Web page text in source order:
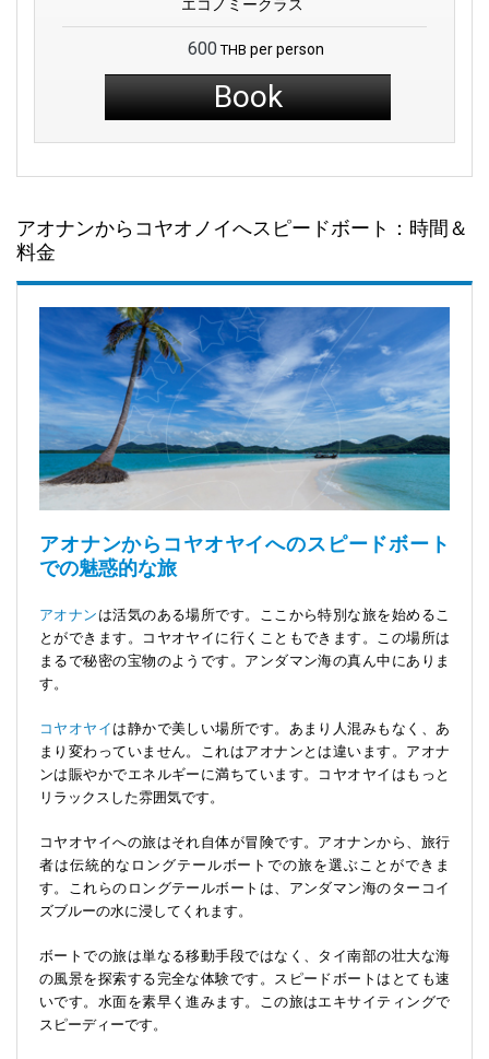
エコノミークラス
600 THB per person
Book
アオナンからコヤオノイへスピードボート：時間＆
料金
アオナンからコヤオヤイへのスピードボート
での魅惑的な旅
アオナン は活気のある場所です。ここから特別な旅を始めるこ
とができます。コヤオヤイに行くこともできます。この場所は
まるで秘密の宝物のようです。アンダマン海の真ん中にありま
す。
コヤオヤイ は静かで美しい場所です。あまり人混みもなく、あ
まり変わっていません。これはアオナンとは違います。アオナ
ンは賑やかでエネルギーに満ちています。コヤオヤイはもっと
リラックスした雰囲気です。
コヤオヤイへの旅はそれ自体が冒険です。アオナンから、旅行
者は伝統的なロングテールボートでの旅を選ぶことができま
す。これらのロングテールボートは、アンダマン海のターコイ
ズブルーの水に浸してくれます。
ボートでの旅は単なる移動手段ではなく、タイ南部の壮大な海
の風景を探索する完全な体験です。スピードボートはとても速
いです。水面を素早く進みます。この旅はエキサイティングで
スピーディーです。